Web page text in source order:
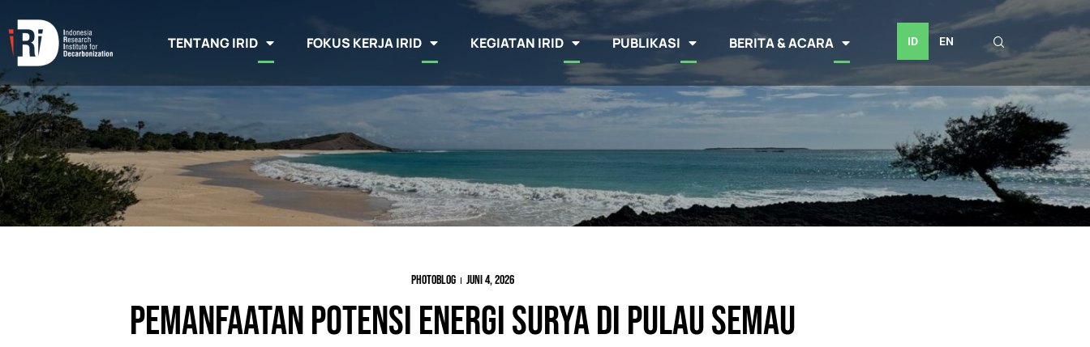
TENTANG IRID FOKUS KERJA IRID KEGIATAN IRID PUBLIKASI BERITA & ACARA ID EN
Photoblog Juni 4, 2026
Pemanfaatan Potensi Energi Surya di Pulau Semau